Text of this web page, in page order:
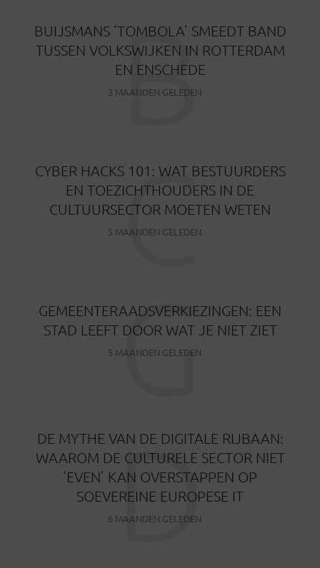
BUIJSMANS ‘TOMBOLA’ SMEEDT BAND
TUSSEN VOLKSWIJKEN IN ROTTERDAM
EN ENSCHEDE
3 MAANDEN GELEDEN
B
CYBER HACKS 101: WAT BESTUURDERS
EN TOEZICHTHOUDERS IN DE
CULTUURSECTOR MOETEN WETEN
5 MAANDEN GELEDEN
C
GEMEENTERAADSVERKIEZINGEN: EEN
STAD LEEFT DOOR WAT JE NIET ZIET
5 MAANDEN GELEDEN
G
DE MYTHE VAN DE DIGITALE RIJBAAN:
WAAROM DE CULTURELE SECTOR NIET
‘EVEN’ KAN OVERSTAPPEN OP
SOEVEREINE EUROPESE IT
6 MAANDEN GELEDEN
D